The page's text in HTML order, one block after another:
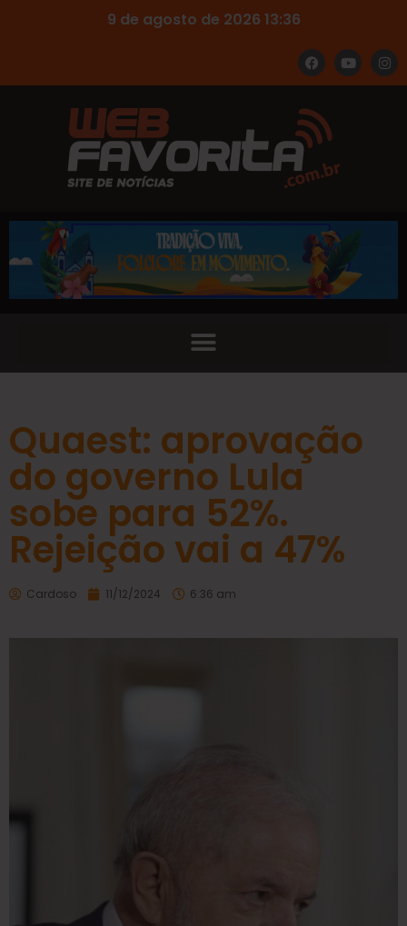
9 de agosto de 2026 13:36
Quaest: aprovação
do governo Lula
sobe para 52%.
Rejeição vai a 47%
Cardoso 11/12/2024 6:36 am